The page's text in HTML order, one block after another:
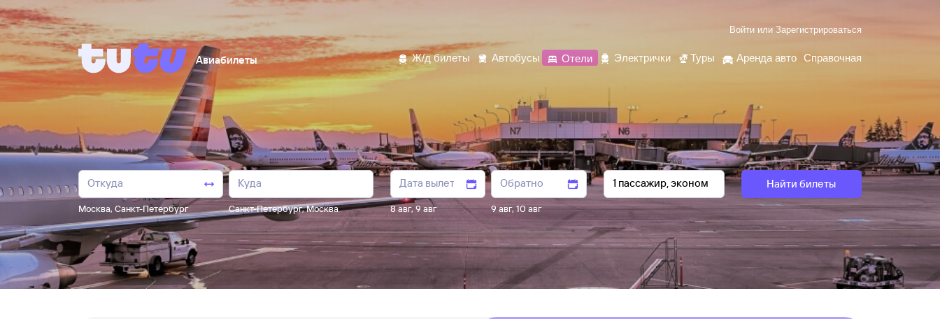
Войти или Зарегистрироваться
Авиабилеты Ж/д билеты Автобусы Отели Электрички Туры Аренда авто Справочная
Москва, Санкт-Петербург Санкт-Петербург,Москва 8 авг, 9 авг 9 авг,10 авг
Найти билеты